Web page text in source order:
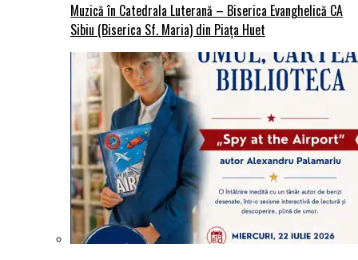
Muzică în Catedrala Luterană – Biserica Evanghelică CA
Sibiu (Biserica Sf. Maria) din Piaţa Huet